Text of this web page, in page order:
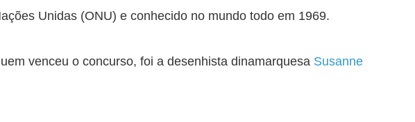
Unidas (ONU) e conhecido no mundo todo em 1969.
venceu o concurso, foi a desenhista dinamarquesa Susanne